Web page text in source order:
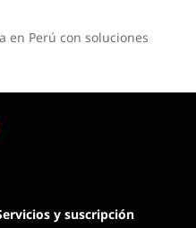
en Perú con soluciones
y suscripción